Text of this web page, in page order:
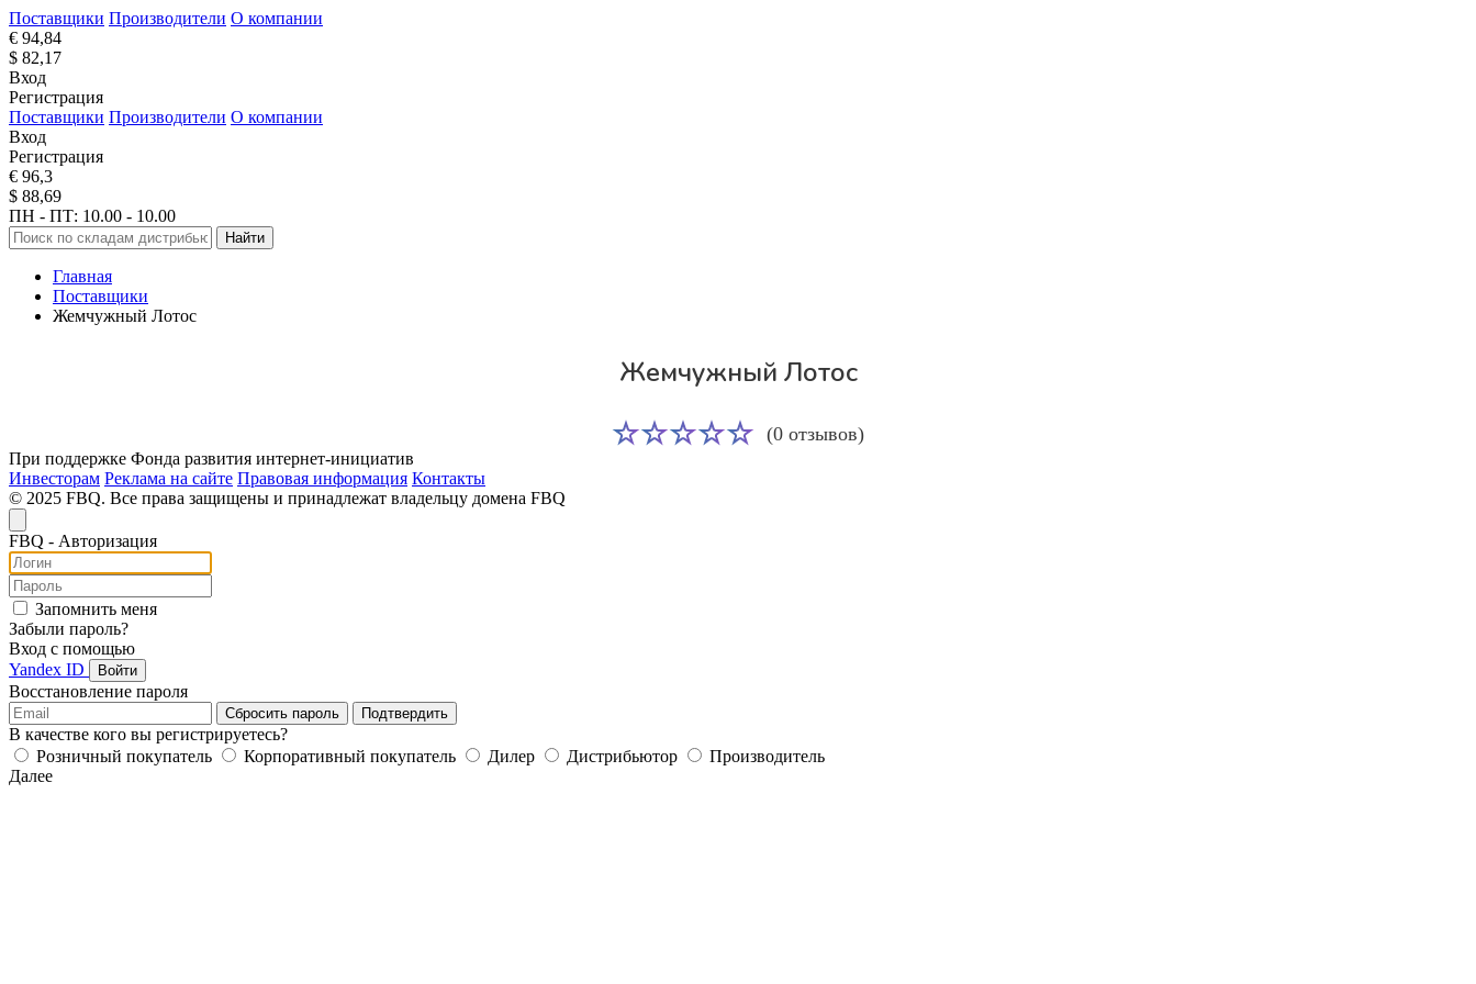
Поставщики Производители О компании
€ 94,84
$ 82,17
Вход
Регистрация
Поставщики Производители О компании
Вход
Регистрация
€ 96,3
$ 88,69
ПН - ПТ: 10.00 - 10.00
Найти
Главная
Поставщики
Жемчужный Лотос
Жемчужный Лотос
(0 отзывов)
При поддержке Фонда развития интернет-инициатив
Инвесторам Реклама на сайте Правовая информация Контакты
© 2025 FBQ. Все права защищены и принадлежат владельцу домена FBQ
FBQ - Авторизация
Запомнить меня
Забыли пароль?
Вход с помощью
Yandex ID
Войти
Восстановление пароля
Сбросить пароль Подтвердить
В качестве кого вы регистрируетесь?
Розничный покупатель
Корпоративный покупатель Дилер Дистрибьютор
Производитель
Далее